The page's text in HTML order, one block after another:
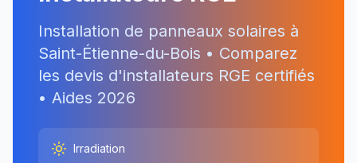
Installation de panneaux solaires à
Saint-Étienne-du-Bois • Comparez
les devis d'installateurs RGE certifiés
• Aides 2026
Irradiation